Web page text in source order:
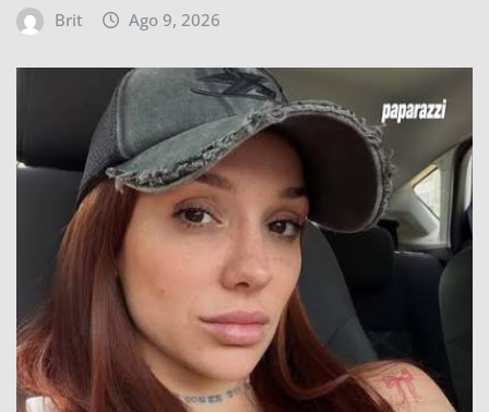
Brit Ago 9, 2026